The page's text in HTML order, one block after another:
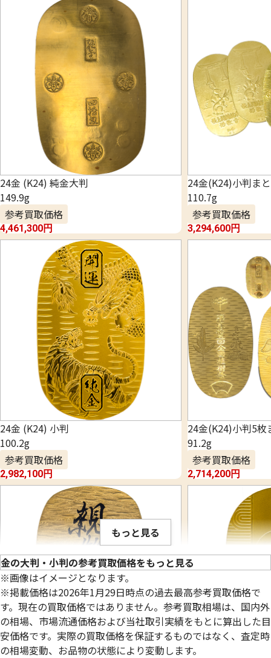
24金 (K24) 純金大判
149.9g
参考買取価格
4,461,300円
24金(K24)小判ま
110.7g
参考買取価格
3,294,600円
24金 (K24) 小判
100.2g
参考買取価格
2,982,100円
24金(K24)小判5枚
91.2g
参考買取価格
2,714,200円
もっと見る
金の大判・小判の参考買取価格をもっと見る
※画像はイメージとなります。
※掲載価格は2026年1月29日時点の過去最高参考買取価格で
す。現在の買取価格ではありません。参考買取相場は、国内外
の相場、市場流通価格および当社取引実績をもとに算出した目
安価格です。実際の買取価格を保証するものではなく、査定時
の相場変動、お品物の状態により変動します。